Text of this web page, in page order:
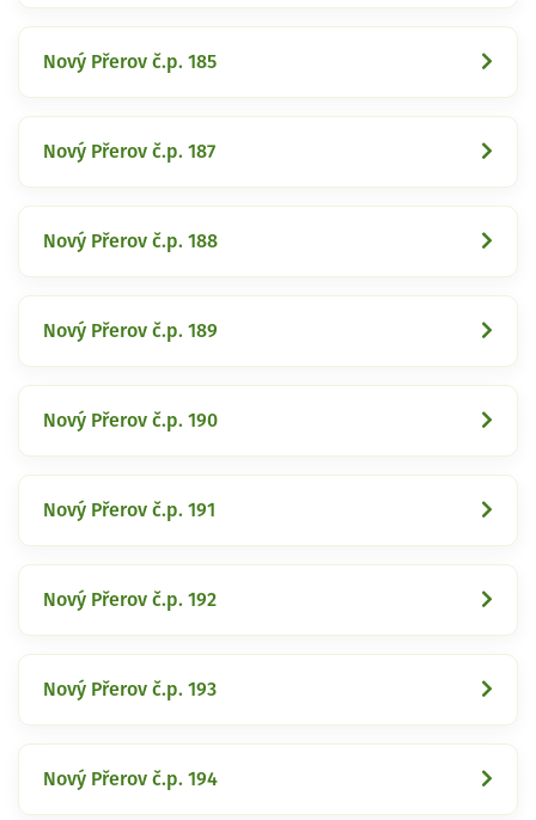
Nový Přerov č.p. 185
Nový Přerov č.p. 187
Nový Přerov č.p. 188
Nový Přerov č.p. 189
Nový Přerov č.p. 190
Nový Přerov č.p. 191
Nový Přerov č.p. 192
Nový Přerov č.p. 193
Nový Přerov č.p. 194